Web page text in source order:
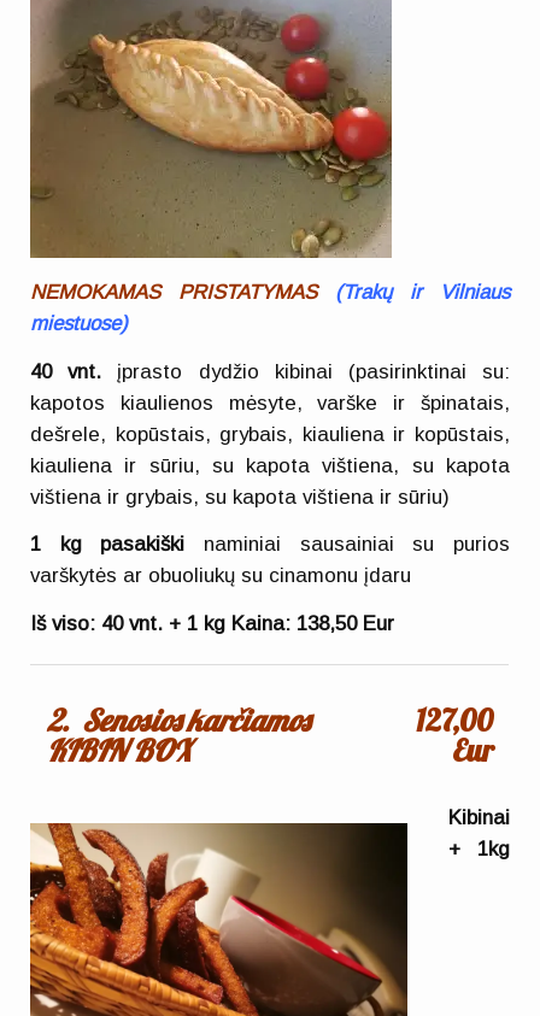
NEMOKAMAS PRISTATYMAS (Trakų ir Vilniaus
miestuose)
40 vnt. įprasto dydžio kibinai (pasirinktinai su:
kapotos kiaulienos mėsyte, varške ir špinatais,
dešrele, kopūstais, grybais, kiauliena ir kopūstais,
kiauliena ir sūriu, su kapota vištiena, su kapota
vištiena ir grybais, su kapota vištiena ir sūriu)
1 kg pasakiški naminiai sausainiai su purios
varškytės ar obuoliukų su cinamonu įdaru
Iš viso: 40 vnt. + 1 kg Kaina: 138,50 Eur
2. Senosios karčiamos
KIBIN BOX
127,00
Eur
Kibinai
+ 1kg